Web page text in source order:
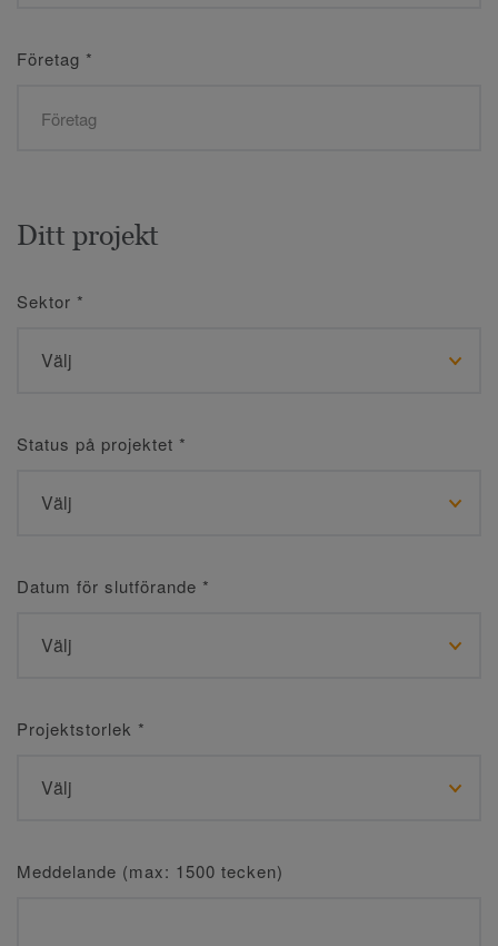
Företag *
Ditt projekt
Sektor *
Status på projektet *
Datum för slutförande *
Projektstorlek *
Meddelande (max: 1500 tecken)